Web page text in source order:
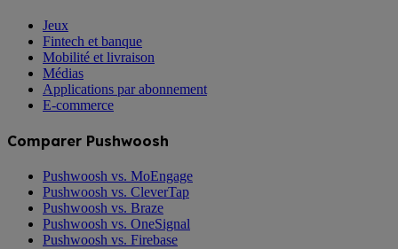
Jeux
Fintech et banque
Mobilité et livraison
Médias
Applications par abonnement
E-commerce
Comparer Pushwoosh
Pushwoosh vs. MoEngage
Pushwoosh vs. CleverTap
Pushwoosh vs. Braze
Pushwoosh vs. OneSignal
Pushwoosh vs. Firebase